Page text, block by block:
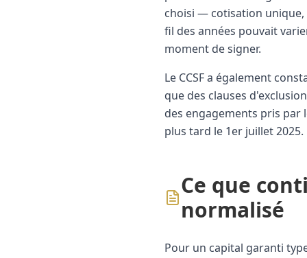
choisi — cotisation
fil des années pouvait
moment de signer.
Le CCSF a également
que des clauses
des engagements pris
plus tard le 1er juillet 2025.
Ce que
normalisé
Pour un capital garanti